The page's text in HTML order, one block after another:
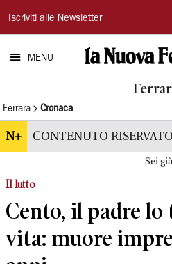
La
Nuova
Ferrara
Iscriviti alle Newsletter
MENU
Ferrara Cronaca
N+ CONTENUTO
Sei
Il lutto
Cento, il padre lo
vita: muore